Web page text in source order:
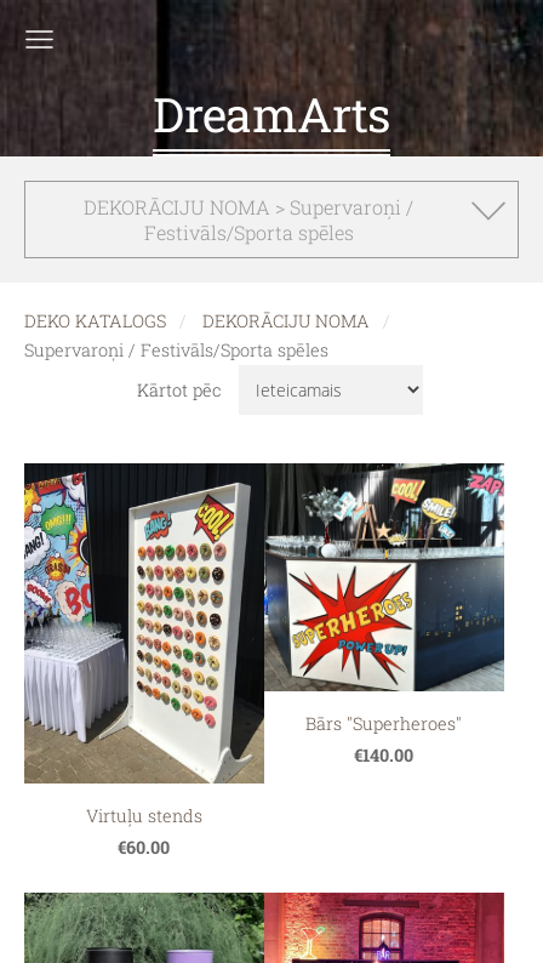
DreamArts
DEKORĀCIJU NOMA > Supervaroņi /
Festivāls/Sporta spēles
DEKO KATALOGS
DEKORĀCIJU NOMA
Supervaroņi / Festivāls/Sporta spēles
Kārtot pēc
Virtuļu stends
€60.00
Bārs "Superheroes"
€140.00